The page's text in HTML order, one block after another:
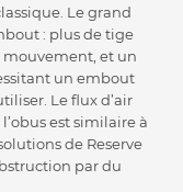
Le grand
: plus de tige
mouvement, et un
un embout
Le flux d’air
est similaire à
de Reserve
par du